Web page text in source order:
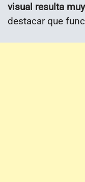
visual resulta
destacar que